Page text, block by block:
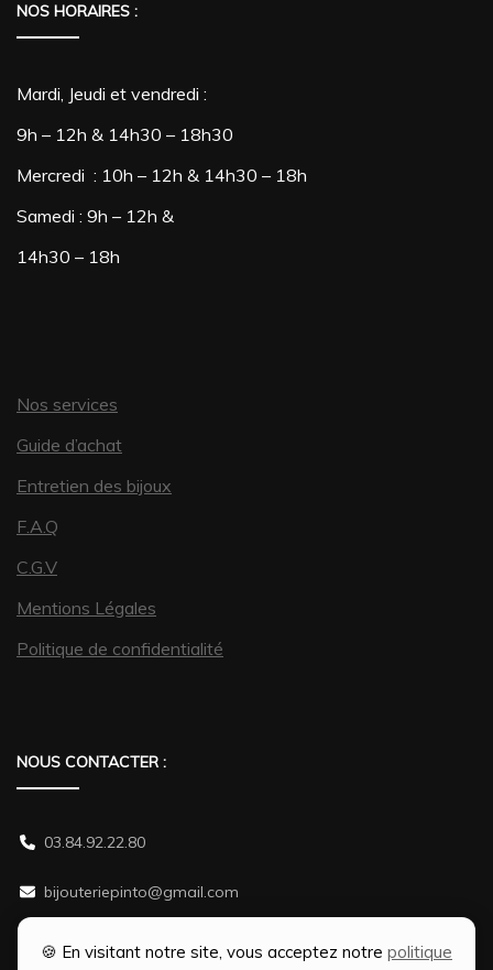
🍪 En visitant notre site, vous acceptez notre politique
options
peuvent
être
choisies
NOS HORAIRES :
Mardi, Jeudi et vendredi :
9h – 12h & 14h30 – 18h30
Mercredi : 10h – 12h & 14h30 – 18h
Samedi : 9h – 12h &
14h30 – 18h
Nos services
Guide d’achat
Entretien des bijoux
F.A.Q
C.G.V
Mentions Légales
Politique de confidentialité
NOUS CONTACTER :
03.84.92.22.80
bijouteriepinto@gmail.com
38 rue Gambetta 70500 JUSSEY